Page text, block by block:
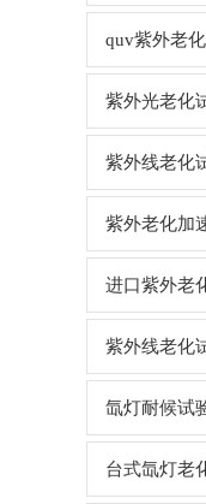
quv紫外老
紫外光老化
紫外线老化
紫外老化加
进口紫外老
紫外线老化
氙灯耐候试
台式氙灯老